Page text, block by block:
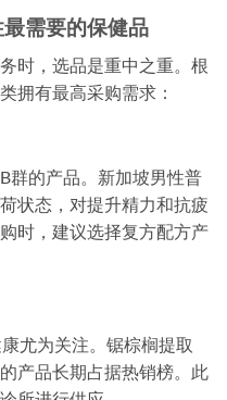
需要的保健品
时，选品是重中之重。根
拥有最高采购需求：
群的产品。新加坡男性普
状态，对提升精力和抗疲
时，建议选择复方配方产
尤为关注。锯棕榈提取
产品长期占据热销榜。此